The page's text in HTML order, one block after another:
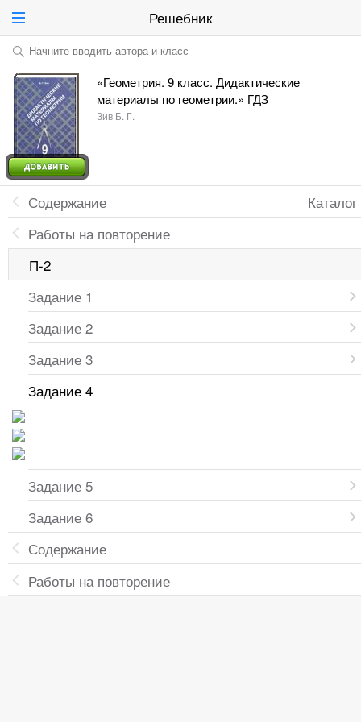
Решебник
Начните вводить автора и класс
«Геометрия. 9 класс. Дидактические
материалы по геометрии.» ГДЗ
Зив Б. Г.
Каталог
Содержание
Работы на повторение
П-2
Задание 1
Задание 2
Задание 3
Задание 4
Задание 5
Задание 6
Содержание
Работы на повторение